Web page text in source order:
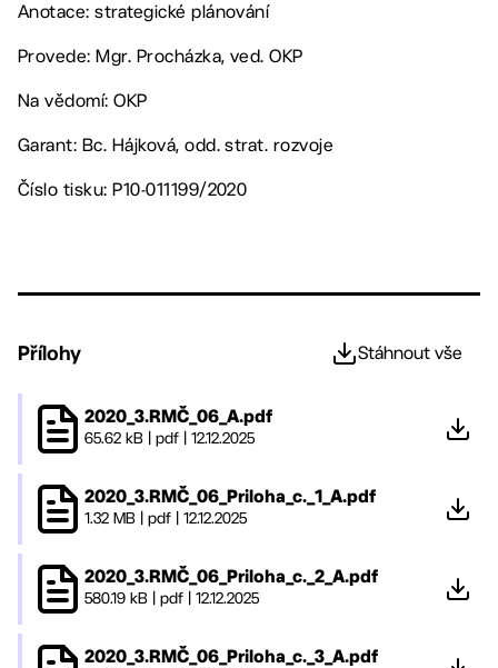
Anotace: strategické plánování
Provede: Mgr. Procházka, ved. OKP
Na vědomí: OKP
Garant: Bc. Hájková, odd. strat. rozvoje
Číslo tisku: P10-011199/2020
Přílohy Stáhnout vše
2020_3.RMČ_06_A.pdf
65.62 kB pdf 12.12.2025
2020_3.RMČ_06_Priloha_c._1_A.pdf
1.32 MB pdf 12.12.2025
2020_3.RMČ_06_Priloha_c._2_A.pdf
580.19 kB pdf 12.12.2025
2020_3.RMČ_06_Priloha_c._3_A.pdf